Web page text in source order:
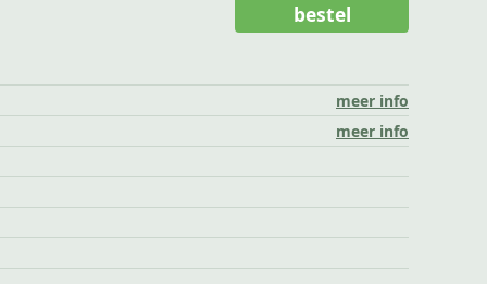
meer info
meer info
bestel